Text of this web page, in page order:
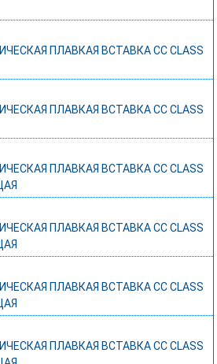
ПЛАВКАЯ ВСТАВКА СС CLASS
ПЛАВКАЯ ВСТАВКА СС CLASS
ПЛАВКАЯ ВСТАВКА СС CLASS
ПЛАВКАЯ ВСТАВКА СС CLASS
ПЛАВКАЯ ВСТАВКА СС CLASS
ПЛАВКАЯ ВСТАВКА СС CLASS